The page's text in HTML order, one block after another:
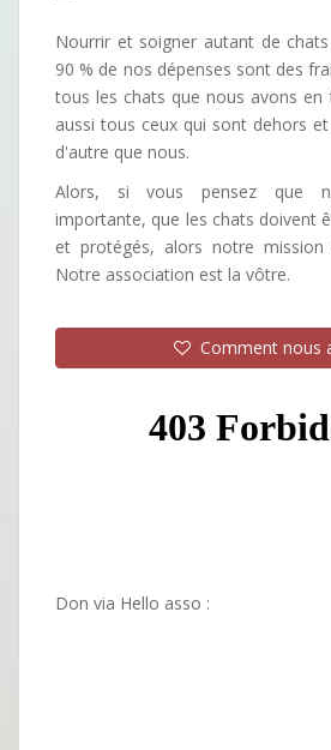
Nourrir et soigner autant de
90 % de nos dépenses sont des
tous les chats que nous avons en
aussi tous ceux qui sont dehors
d'autre que nous.
Alors, si vous pensez que
importante, que les chats doivent
et protégés, alors notre
Notre association est la vôtre.
Comment nous
Don via Hello asso :